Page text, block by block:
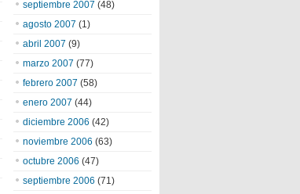
septiembre 2007 (48)
agosto 2007 (1)
abril 2007 (9)
marzo 2007 (77)
febrero 2007 (58)
enero 2007 (44)
diciembre 2006 (42)
noviembre 2006 (63)
octubre 2006 (47)
septiembre 2006 (71)